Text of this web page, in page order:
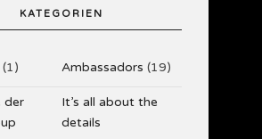
KATEGORIEN
(1) Ambassadors (19)
der
It’s all about the
details